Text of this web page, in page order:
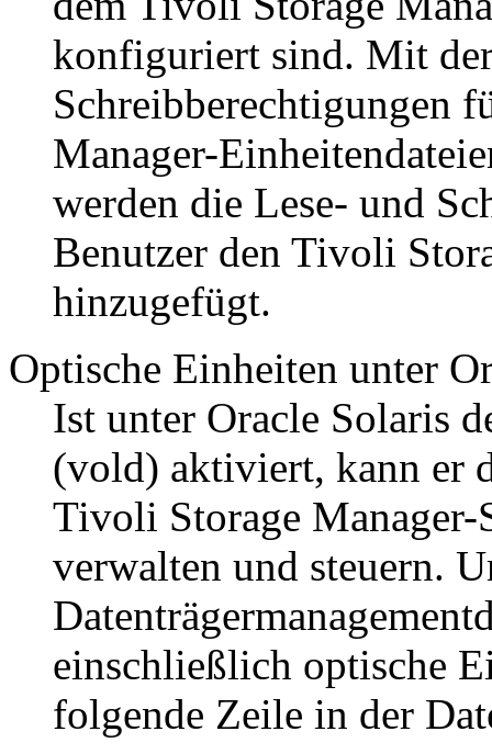
konfiguriert sind. Mit
Schreibberechtigungen
Manager-
werden die Lese- und
Benutzer den Tivoli
hinzugefügt.
Optische Einheiten unter
Ist unter Oracle Solaris
(vold) aktiviert, kann er
Tivoli Storage Manager-
verwalten und steuern.
einschließlich optische
folgende Zeile in der